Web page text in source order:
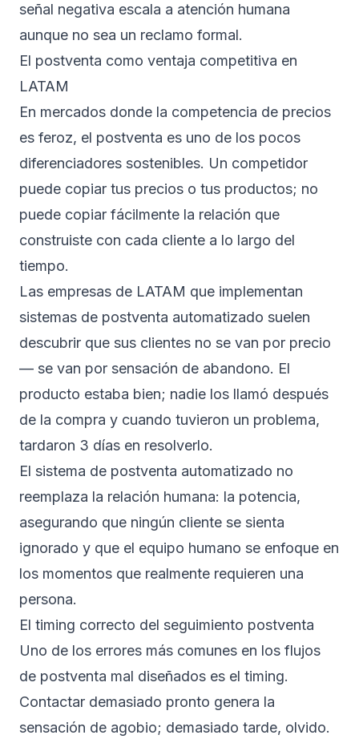
señal negativa escala a atención humana
aunque no sea un reclamo formal.
El postventa como ventaja competitiva en
LATAM
En mercados donde la competencia de precios
es feroz, el postventa es uno de los pocos
diferenciadores sostenibles. Un competidor
puede copiar tus precios o tus productos; no
puede copiar fácilmente la relación que
construiste con cada cliente a lo largo del
tiempo.
Las empresas de LATAM que implementan
sistemas de postventa automatizado suelen
descubrir que sus clientes no se van por precio
— se van por sensación de abandono. El
producto estaba bien; nadie los llamó después
de la compra y cuando tuvieron un problema,
tardaron 3 días en resolverlo.
El sistema de postventa automatizado no
reemplaza la relación humana: la potencia,
asegurando que ningún cliente se sienta
ignorado y que el equipo humano se enfoque en
los momentos que realmente requieren una
persona.
El timing correcto del seguimiento postventa
Uno de los errores más comunes en los flujos
de postventa mal diseñados es el timing.
Contactar demasiado pronto genera la
sensación de agobio; demasiado tarde, olvido.